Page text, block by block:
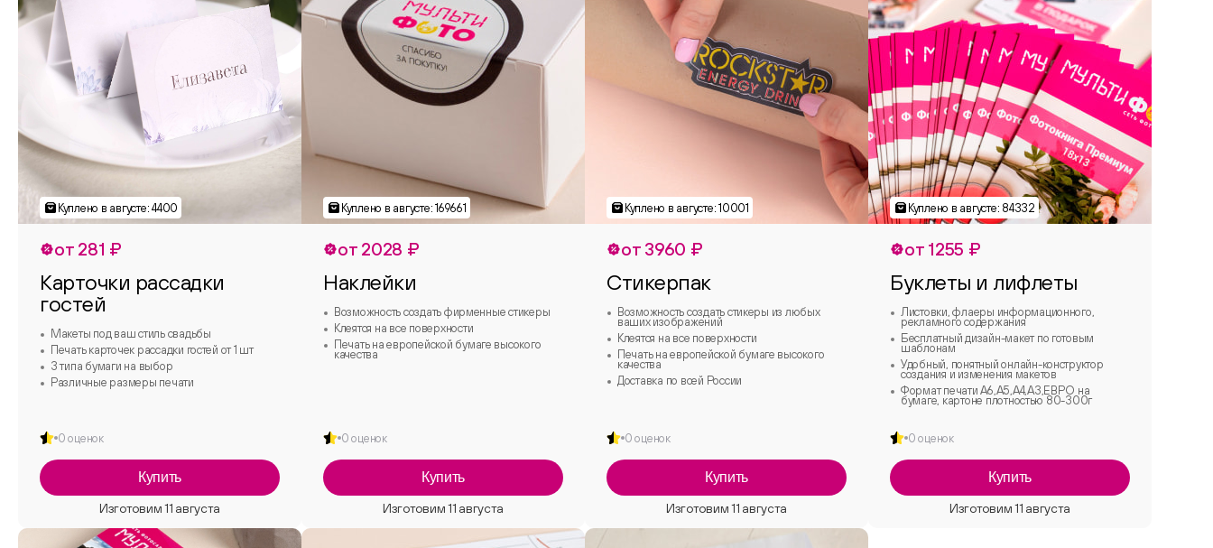
от 281 ₽
Карточки рассадки
гостей
Макеты под ваш стиль свадьбы
Печать карточек рассадки гостей от 1 шт
3 типа бумаги на выбор
Различные размеры печати
0 оценок
Купить
от 2028 ₽
Наклейки
Возможность создать фирменные стикеры
Клеятся на все поверхности
Печать на европейской бумаге высокого
качества
0 оценок
Купить
от 3960 ₽
Стикерпак
Возможность создать стикеры из любых
ваших изображений
Клеятся на все поверхности
Печать на европейской бумаге высокого
качества
Доставка по всей России
0 оценок
Купить
от 1255 ₽
Буклеты и лифлеты
Листовки, флаеры информационного,
рекламного содержания
Бесплатный дизайн-макет по готовым
шаблонам
Удобный, понятный онлайн-конструктор
создания и изменения макетов
Формат печати А6,А5,А4,А3,ЕВРО на
бумаге, картоне плотностью 80-300г
0 оценок
Купить